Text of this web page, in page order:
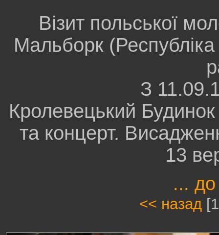
Візит польської
Мальборк
З
Кролевецький Будинок
та концерт.
13
... до
<< назад